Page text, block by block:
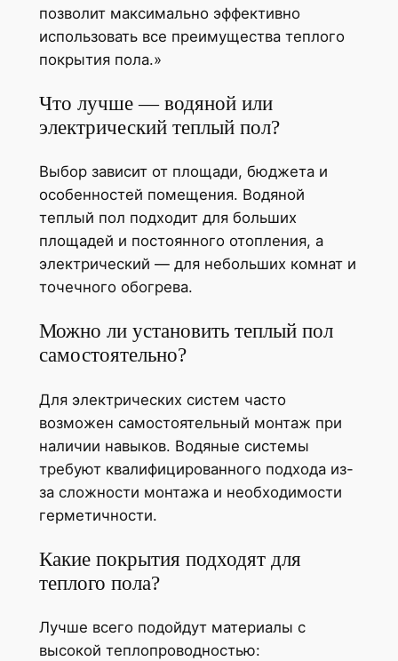
позволит максимально эффективно
использовать все преимущества теплого
покрытия пола.»
Что лучше — водяной или
электрический теплый пол?
Выбор зависит от площади, бюджета и
особенностей помещения. Водяной
теплый пол подходит для больших
площадей и постоянного отопления, а
электрический — для небольших комнат и
точечного обогрева.
Можно ли установить теплый пол
самостоятельно?
Для электрических систем часто
возможен самостоятельный монтаж при
наличии навыков. Водяные системы
требуют квалифицированного подхода из-
за сложности монтажа и необходимости
герметичности.
Какие покрытия подходят для
теплого пола?
Лучше всего подойдут материалы с
высокой теплопроводностью: